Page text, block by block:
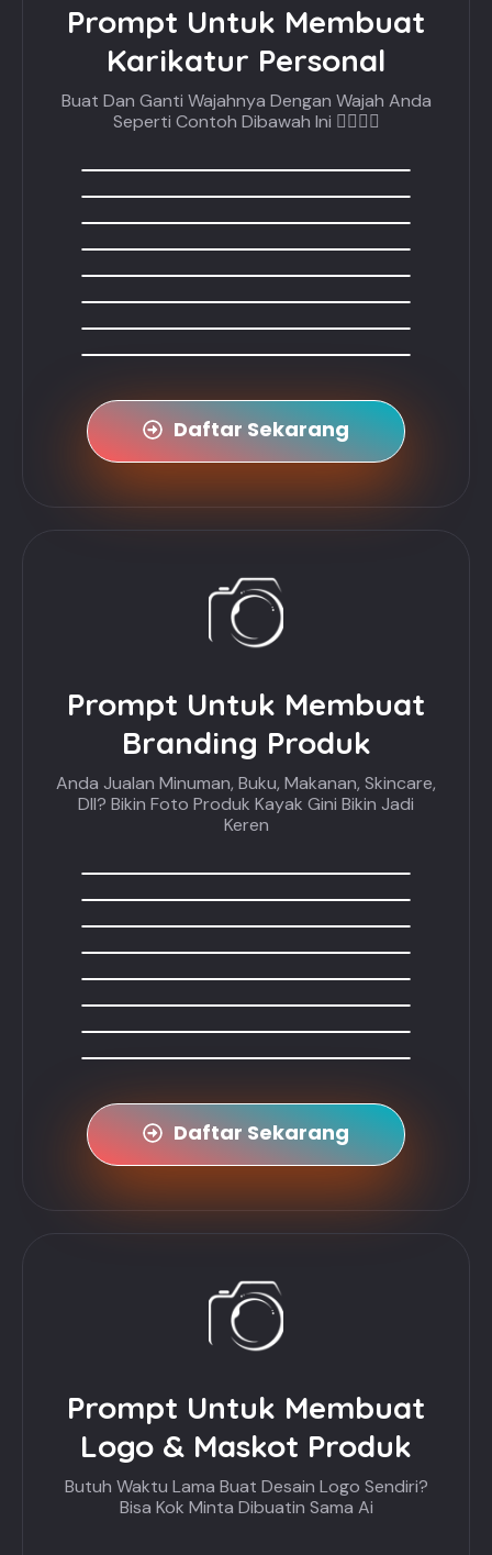
Prompt Untuk Membuat
Karikatur Personal
Buat Dan Ganti Wajahnya Dengan Wajah Anda
Seperti Contoh Dibawah Ini 👇🏼👇🏼
Daftar Sekarang
Prompt Untuk Membuat
Branding Produk
Anda Jualan Minuman, Buku, Makanan, Skincare,
Dll? Bikin Foto Produk Kayak Gini Bikin Jadi
Keren
Daftar Sekarang
Prompt Untuk Membuat
Logo & Maskot Produk
Butuh Waktu Lama Buat Desain Logo Sendiri?
Bisa Kok Minta Dibuatin Sama Ai